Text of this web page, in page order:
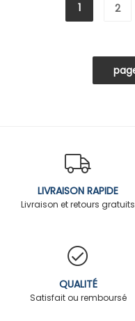
1 2
LIVRAISON RAPIDE
Livraison et retours gratuits
QUALITÉ
Satisfait ou remboursé